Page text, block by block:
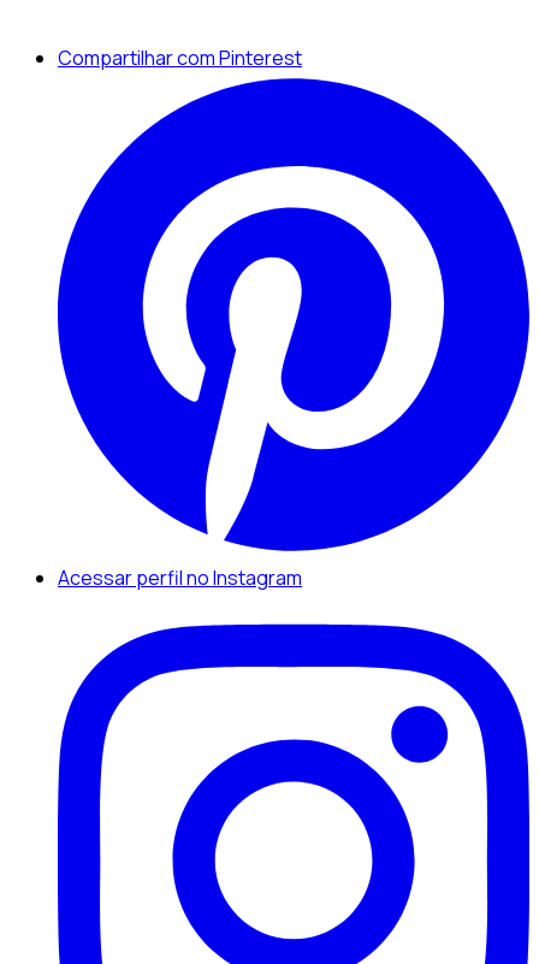
Compartilhar com Pinterest
Acessar perfil no Instagram